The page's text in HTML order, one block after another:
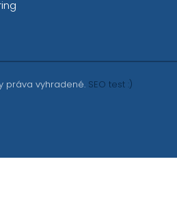
práva vyhradené. SEO test :)